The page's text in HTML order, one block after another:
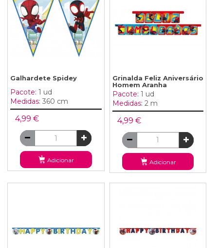
Galhardete Spidey
Pacote: 1 ud
Medidas: 360 cm
4,99 €
Adicionar
Grinalda Feliz Aniversário
Homem Aranha
Pacote: 1 ud
Medidas: 2 m
4,99 €
Adicionar